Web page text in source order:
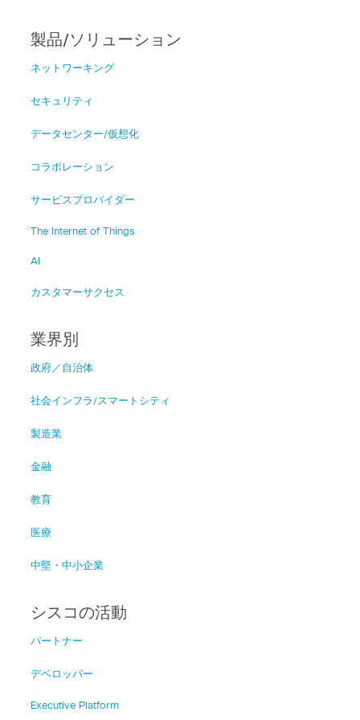
製品/ソリューション
ネットワーキング
セキュリティ
データセンター/仮想化
コラボレーション
サービスプロバイダー
The Internet of Things
AI
カスタマーサクセス
業界別
政府／自治体
社会インフラ/スマートシティ
製造業
金融
教育
医療
中堅・中小企業
シスコの活動
パートナー
デベロッパー
Executive Platform